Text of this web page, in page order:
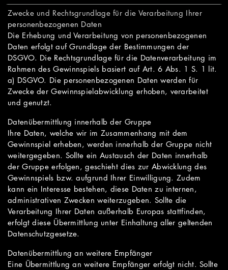
Zwecke und Rechtsgrundlage für die Verarbeitung Ihrer
personenbezogenen Daten
Die Erhebung und Verarbeitung von personenbezogenen
Daten erfolgt auf Grundlage der Bestimmungen der
DSGVO. Die Rechtsgrundlage für die Datenverarbeitung im
Rahmen des Gewinnspiels basiert auf Art. 6 Abs. 1 S. 1 lit.
a) DSGVO. Die personenbezogenen Daten werden für
Zwecke der Gewinnspielabwicklung erhoben, verarbeitet
und genutzt.
Datenübermittlung innerhalb der Gruppe
Ihre Daten, welche wir im Zusammenhang mit dem
Gewinnspiel erheben, werden innerhalb der Gruppe nicht
weitergegeben. Sollte ein Austausch der Daten innerhalb
der Gruppe erfolgen, geschieht dies zur Abwicklung des
Gewinnspiels bzw. aufgrund Ihrer Einwilligung. Zudem
kann ein Interesse bestehen, diese Daten zu internen,
administrativen Zwecken weiterzugeben. Sollte die
Verarbeitung Ihrer Daten außerhalb Europas stattfinden,
erfolgt diese Übermittlung unter Einhaltung aller geltenden
Datenschutzgesetze.
Datenübermittlung an weitere Empfänger
Eine Übermittlung an weitere Empfänger erfolgt nicht. Sollte